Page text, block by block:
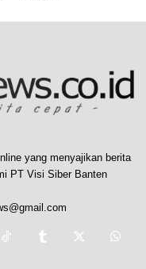
yang menyajikan berita
PT Visi Siber Banten